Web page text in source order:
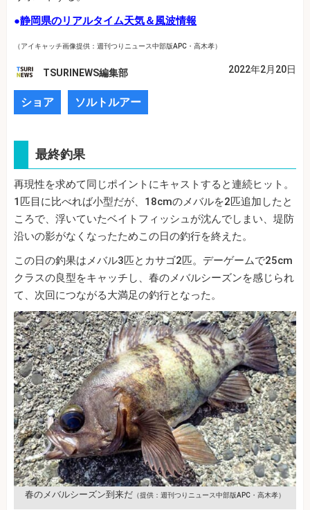
●静岡県のリアルタイム天気＆風波情報
（アイキャッチ画像提供：週刊つりニュース中部版APC・高木孝）
TSURINEWS編集部 2022年2月20日
ショア ソルトルアー
最終釣果
再現性を求めて同じポイントにキャストすると連続ヒット。
1匹目に比べれば小型だが、18cmのメバルを2匹追加したと
ころで、浮いていたベイトフィッシュが沈んでしまい、堤防
沿いの影がなくなったためこの日の釣行を終えた。
この日の釣果はメバル3匹とカサゴ2匹。デーゲームで25cm
クラスの良型をキャッチし、春のメバルシーズンを感じられ
て、次回につながる大満足の釣行となった。
春のメバルシーズン到来だ （提供：週刊つりニュース中部版APC・高木孝）